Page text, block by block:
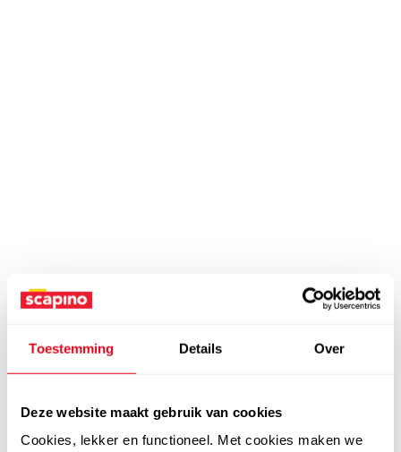
Toestemming Details Over
Deze website maakt gebruik van cookies
Cookies, lekker en functioneel. Met cookies maken we